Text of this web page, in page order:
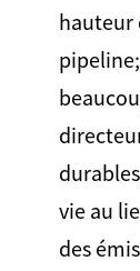
hauteur
vie au
des